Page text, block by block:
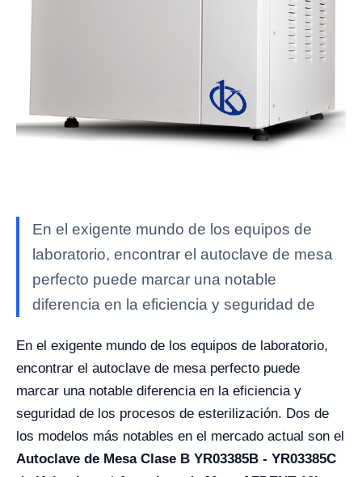
En el exigente mundo de los equipos de
laboratorio, encontrar el autoclave de mesa
perfecto puede marcar una notable
diferencia en la eficiencia y seguridad de
En el exigente mundo de los equipos de laboratorio,
encontrar el autoclave de mesa perfecto puede
marcar una notable diferencia en la eficiencia y
seguridad de los procesos de esterilización. Dos de
los modelos más notables en el mercado actual son el
Autoclave de Mesa Clase B YR03385B - YR03385C